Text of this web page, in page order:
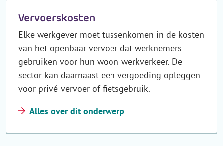
Vervoerskosten
Elke werkgever moet tussenkomen in de kosten
van het openbaar vervoer dat werknemers
gebruiken voor hun woon-werkverkeer. De
sector kan daarnaast een vergoeding opleggen
voor privé-vervoer of fietsgebruik.
Alles over dit onderwerp